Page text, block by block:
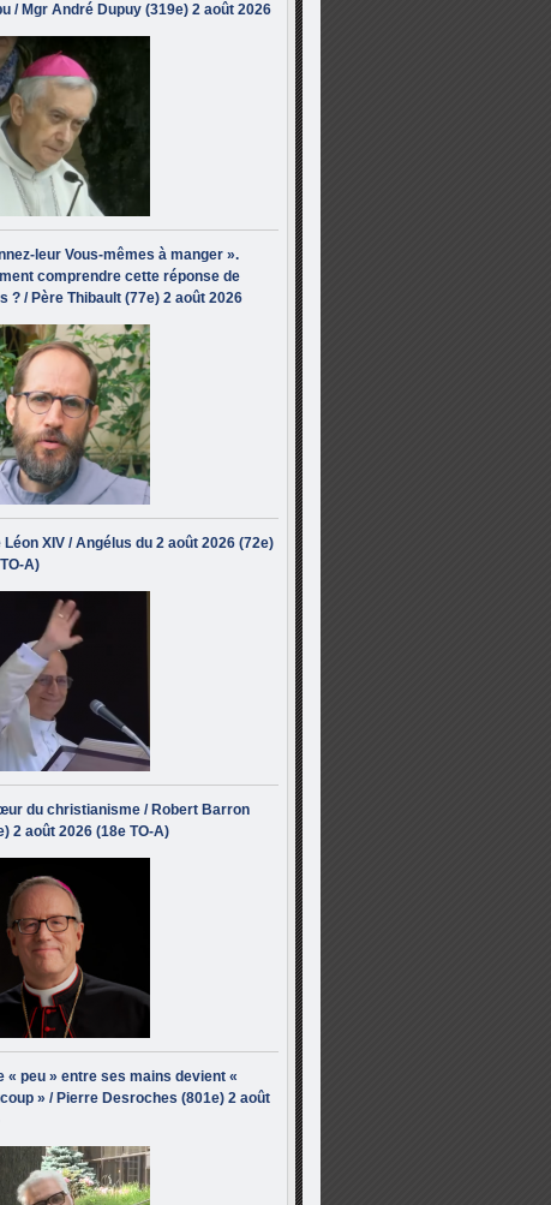
/ Mgr André Dupuy (319e) 2 août 2026
leur Vous-mêmes à manger ».
comprendre cette réponse de
? / Père Thibault (77e) 2 août 2026
Léon XIV / Angélus du 2 août 2026 (72e)
A)
du christianisme / Robert Barron
2 août 2026 (18e TO-A)
« peu » entre ses mains devient «
» / Pierre Desroches (801e) 2 août